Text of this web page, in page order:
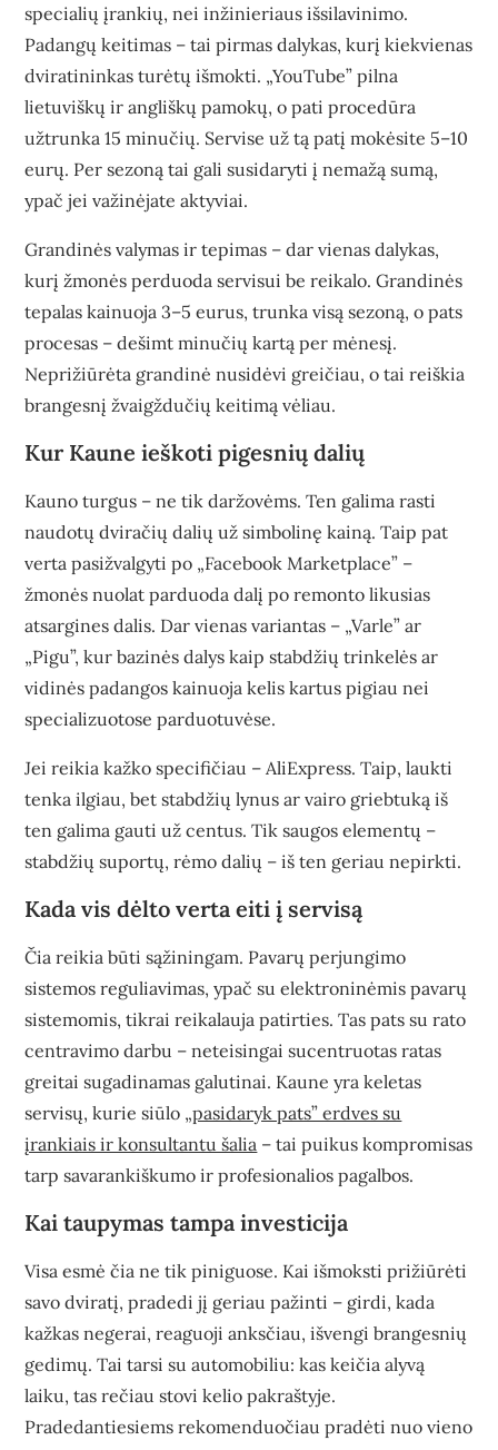
specialių įrankių, nei inžinieriaus išsilavinimo.
Padangų keitimas – tai pirmas dalykas, kurį kiekvienas
dviratininkas turėtų išmokti. „YouTube” pilna
lietuviškų ir angliškų pamokų, o pati procedūra
užtrunka 15 minučių. Servise už tą patį mokėsite 5–10
eurų. Per sezoną tai gali susidaryti į nemažą sumą,
ypač jei važinėjate aktyviai.
Grandinės valymas ir tepimas – dar vienas dalykas,
kurį žmonės perduoda servisui be reikalo. Grandinės
tepalas kainuoja 3–5 eurus, trunka visą sezoną, o pats
procesas – dešimt minučių kartą per mėnesį.
Neprižiūrėta grandinė nusidėvi greičiau, o tai reiškia
brangesnį žvaigždučių keitimą vėliau.
Kur Kaune ieškoti pigesnių dalių
Kauno turgus – ne tik daržovėms. Ten galima rasti
naudotų dviračių dalių už simbolinę kainą. Taip pat
verta pasižvalgyti po „Facebook Marketplace” –
žmonės nuolat parduoda dalį po remonto likusias
atsargines dalis. Dar vienas variantas – „Varle” ar
„Pigu”, kur bazinės dalys kaip stabdžių trinkelės ar
vidinės padangos kainuoja kelis kartus pigiau nei
specializuotose parduotuvėse.
Jei reikia kažko specifičiau – AliExpress. Taip, laukti
tenka ilgiau, bet stabdžių lynus ar vairo griebtuką iš
ten galima gauti už centus. Tik saugos elementų –
stabdžių suportų, rėmo dalių – iš ten geriau nepirkti.
Kada vis dėlto verta eiti į servisą
Čia reikia būti sąžiningam. Pavarų perjungimo
sistemos reguliavimas, ypač su elektroninėmis pavarų
sistemomis, tikrai reikalauja patirties. Tas pats su rato
centravimo darbu – neteisingai sucentruotas ratas
greitai sugadinamas galutinai. Kaune yra keletas
servisų, kurie siūlo „pasidaryk pats” erdves su
įrankiais ir konsultantu šalia – tai puikus kompromisas
tarp savarankiškumo ir profesionalios pagalbos.
Kai taupymas tampa investicija
Visa esmė čia ne tik piniguose. Kai išmoksti prižiūrėti
savo dviratį, pradedi jį geriau pažinti – girdi, kada
kažkas negerai, reaguoji anksčiau, išvengi brangesnių
gedimų. Tai tarsi su automobiliu: kas keičia alyvą
laiku, tas rečiau stovi kelio pakraštyje.
Pradedantiesiems rekomenduočiau pradėti nuo vieno